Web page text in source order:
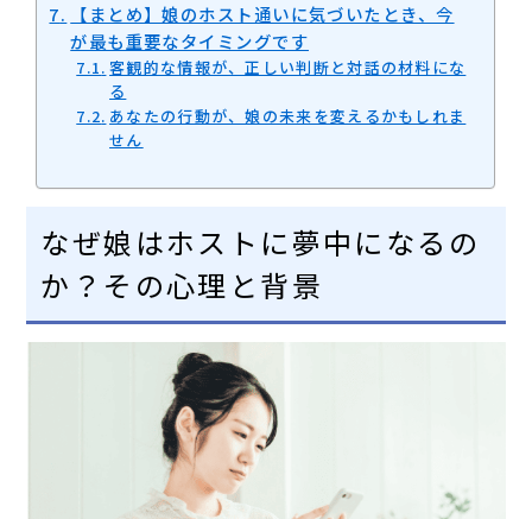
【まとめ】娘のホスト通いに気づいたとき、今
が最も重要なタイミングです
客観的な情報が、正しい判断と対話の材料にな
る
あなたの行動が、娘の未来を変えるかもしれま
せん
なぜ娘はホストに夢中になるの
か？その心理と背景